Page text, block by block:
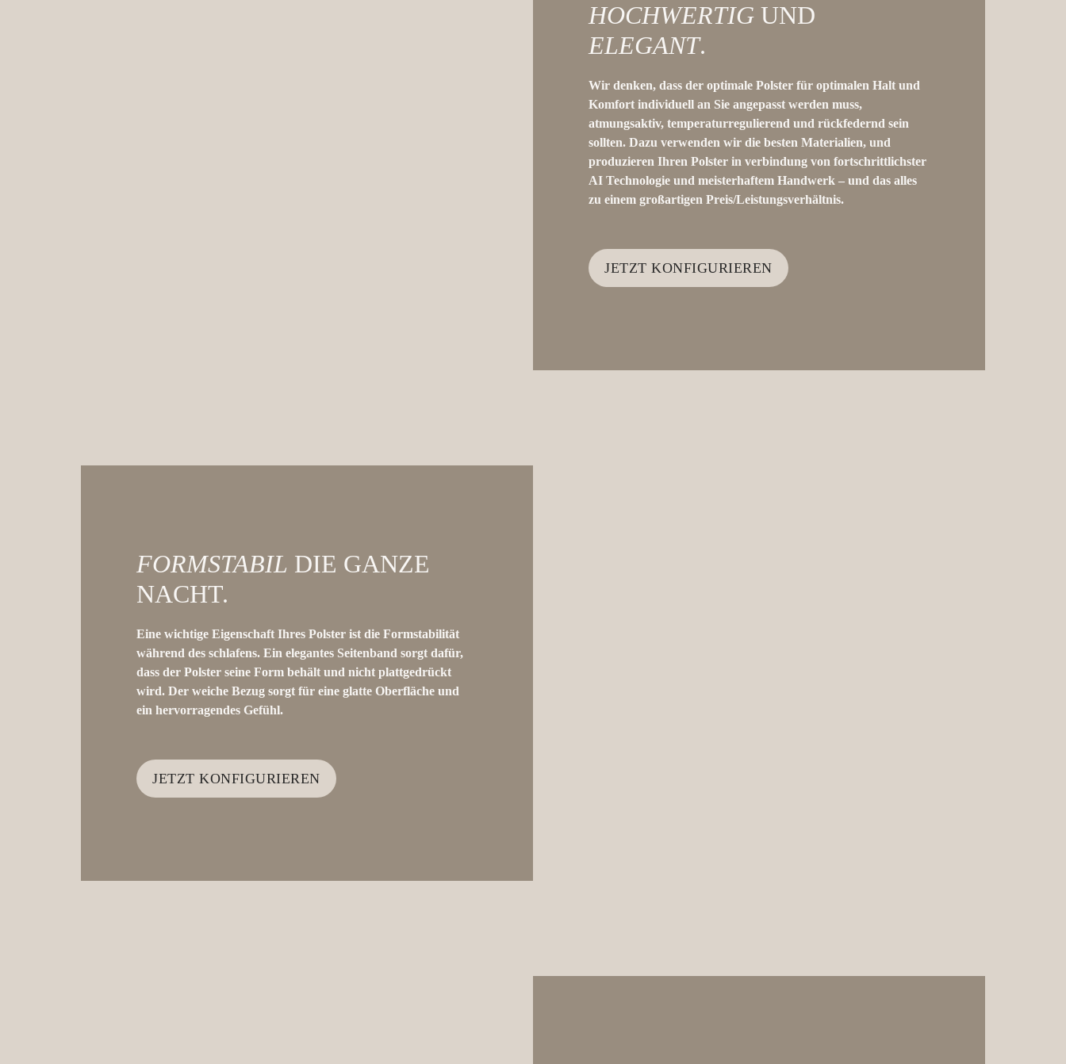
HOCHWERTIG UND
ELEGANT.
Wir denken, dass der optimale Polster für optimalen Halt und
Komfort individuell an Sie angepasst werden muss,
atmungsaktiv, temperaturregulierend und rückfedernd sein
sollten. Dazu verwenden wir die besten Materialien, und
produzieren Ihren Polster in verbindung von fortschrittlichster
AI Technologie und meisterhaftem Handwerk – und das alles
zu einem großartigen Preis/Leistungsverhältnis.
JETZT KONFIGURIEREN
FORMSTABIL DIE GANZE
NACHT.
Eine wichtige Eigenschaft Ihres Polster ist die Formstabilität
während des schlafens. Ein elegantes Seitenband sorgt dafür,
dass der Polster seine Form behält und nicht plattgedrückt
wird. Der weiche Bezug sorgt für eine glatte Oberfläche und
ein hervorragendes Gefühl.
JETZT KONFIGURIEREN